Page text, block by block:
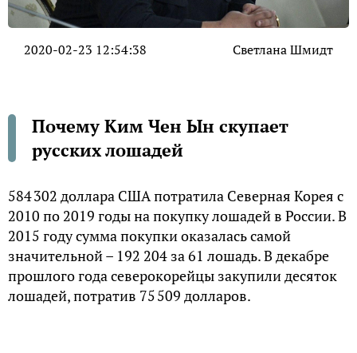
2020-02-23 12:54:38 Светлана Шмидт
Почему Ким Чен Ын скупает
русских лошадей
584 302 доллара США потратила Северная Корея с
2010 по 2019 годы на покупку лошадей в России. В
2015 году сумма покупки оказалась самой
значительной – 192 204 за 61 лошадь. В декабре
прошлого года северокорейцы закупили десяток
лошадей, потратив 75 509 долларов.